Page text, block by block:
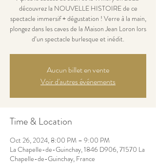
découvrez la NOUVELLE HISTOIRE de ce
spectacle immersif + dégustation ! Verre à la main,
plongez dans les caves de la Maison Jean Loron lors
d’un spectacle burlesque et inédit.
Aucun billet en vente
Voir d'autres événements
Time & Location
Oct 26, 2024, 8:00 PM – 9:00 PM
La Chapelle-de-Guinchay, 1846 D906, 71570 La
Chapelle-de-Guinchay, France